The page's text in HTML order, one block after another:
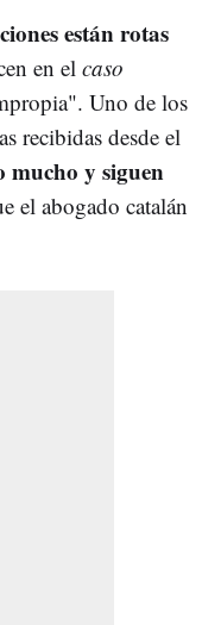
están rotas
en el caso
Uno de los
recibidas desde el
y siguen
el abogado catalán